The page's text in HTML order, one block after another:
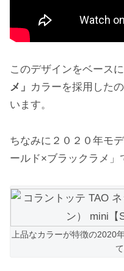
このデザインをベースに
メ」 カラーを採用した
います。
ちなみに２０２０年モ
ールド×ブラックラメ」
上品なカラーが特徴の2020